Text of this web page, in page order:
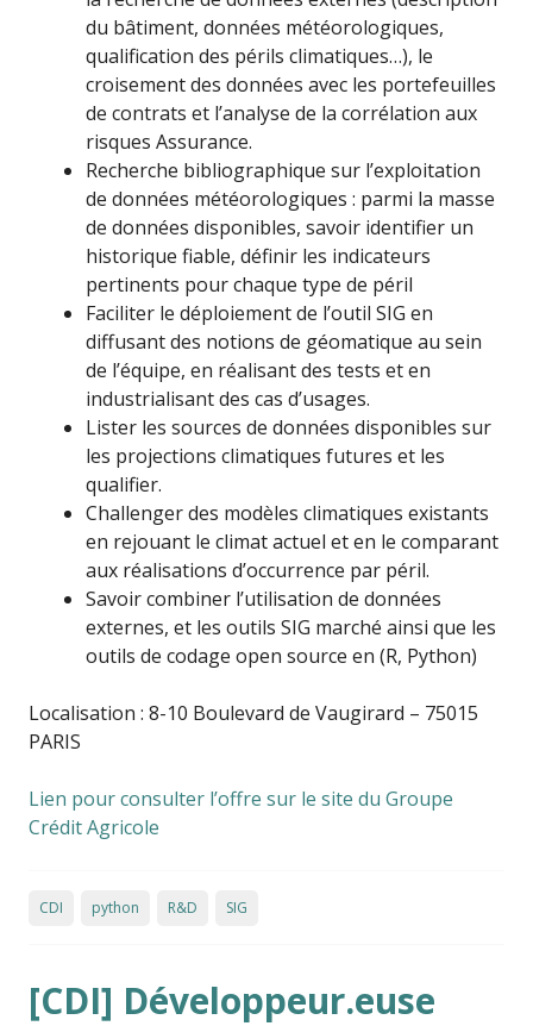
du bâtiment, données météorologiques,
qualification des périls climatiques…), le
croisement des données avec les portefeuilles
de contrats et l’analyse de la corrélation aux
risques Assurance.
Recherche bibliographique sur l’exploitation
de données météorologiques : parmi la masse
de données disponibles, savoir identifier un
historique fiable, définir les indicateurs
pertinents pour chaque type de péril
Faciliter le déploiement de l’outil SIG en
diffusant des notions de géomatique au sein
de l’équipe, en réalisant des tests et en
industrialisant des cas d’usages.
Lister les sources de données disponibles sur
les projections climatiques futures et les
qualifier.
Challenger des modèles climatiques existants
en rejouant le climat actuel et en le comparant
aux réalisations d’occurrence par péril.
Savoir combiner l’utilisation de données
externes, et les outils SIG marché ainsi que les
outils de codage open source en (R, Python)
Localisation : 8-10 Boulevard de Vaugirard – 75015
PARIS
Lien pour consulter l’offre sur le site du Groupe
Crédit Agricole
CDI python R&D SIG
[CDI] Développeur.euse